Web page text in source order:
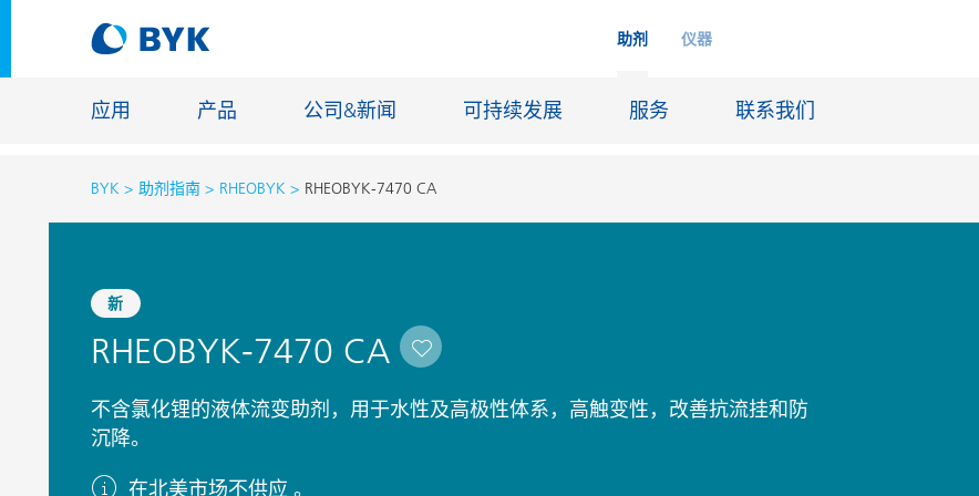
助剂 仪器
应用 产品 公司&新闻 可持续发展 服务 联系我们
按应用推荐产品
胶粘剂和密封胶
建筑涂料
汽车原厂漆
汽车修补漆
罐头涂料
玻纤浸渍
地坪涂料
船舶和防腐涂料
BYK 助剂指南 RHEOBYK RHEOBYK-7470 CA
新
RHEOBYK-7470 CA
不含氯化锂的液体流变助剂，用于水性及高极性体系，高触变性，改善抗流挂和防
沉降。
在北美市场不供应 。